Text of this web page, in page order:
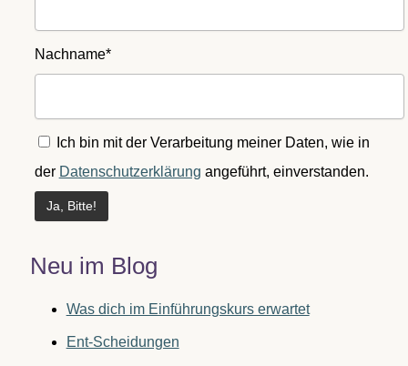
Nachname*
Ich bin mit der Verarbeitung meiner Daten, wie in
der Datenschutzerklärung angeführt, einverstanden.
Neu im Blog
Was dich im Einführungskurs erwartet
Ent-Scheidungen